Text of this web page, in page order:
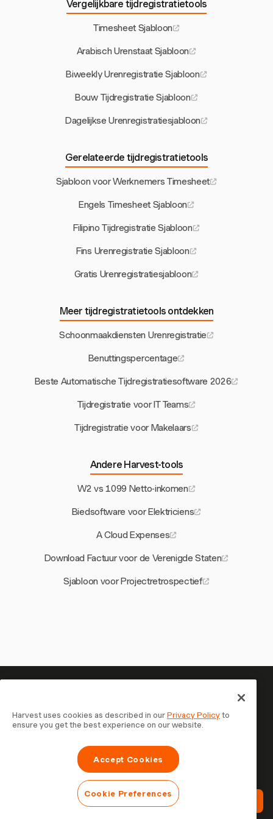
Vergelijkbare tijdregistratietools
Timesheet Sjabloon
Arabisch Urenstaat Sjabloon
Biweekly Urenregistratie Sjabloon
Bouw Tijdregistratie Sjabloon
Dagelijkse Urenregistratiesjabloon
Gerelateerde tijdregistratietools
Sjabloon voor Werknemers Timesheet
Engels Timesheet Sjabloon
Filipino Tijdregistratie Sjabloon
Fins Urenregistratie Sjabloon
Gratis Urenregistratiesjabloon
Meer tijdregistratietools ontdekken
Schoonmaakdiensten Urenregistratie
Benuttingspercentage
Beste Automatische Tijdregistratiesoftware 2026
Tijdregistratie voor IT Teams
Tijdregistratie voor Makelaars
Andere Harvest-tools
W2 vs 1099 Netto-inkomen
Biedsoftware voor Elektriciens
A Cloud Expenses
Download Factuur voor de Verenigde Staten
Sjabloon voor Projectretrospectief
Je tijd is het waard om bij te
houden — begin nu
Sluit je aan bij meer dan 70.000 bedrijven die tijd
registreren, klanten factureren en sneller betaald worden
met Harvest. Gratis te proberen, in 30 seconden
Probeer Harvest Gratis
Harvest uses cookies as described in ourPrivacy Policyto
ensure you get the best experience on our website.
Accept Cookies
Cookie Preferences